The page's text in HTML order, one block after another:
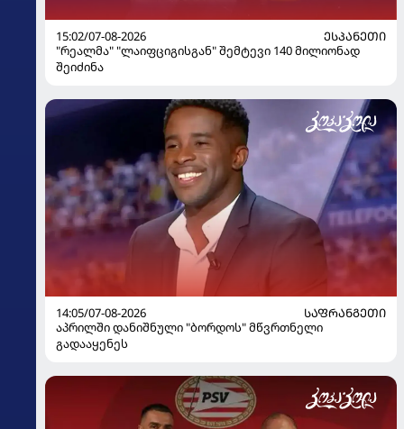
15:02/07-08-2026
ᲔᲡᲞᲐᲜᲔᲗᲘ
"რეალმა" "ლაიფციგისგან" შემტევი 140 მილიონად
შეიძინა
14:05/07-08-2026
ᲡᲐᲤᲠᲐᲜᲒᲔᲗᲘ
აპრილში დანიშნული "ბორდოს" მწვრთნელი
გადააყენეს